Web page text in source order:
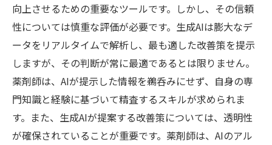
向上させるための重要なツールです。しかし、その信頼
性については慎重な評価が必要です。生成AIは膨大なデ
ータをリアルタイムで解析し、最も適した改善策を提示
しますが、その判断が常に最適であるとは限りません。
薬剤師は、AIが提示した情報を鵜呑みにせず、自身の専
門知識と経験に基づいて精査するスキルが求められま
す。また、生成AIが提案する改善策については、透明性
が確保されていることが重要です。薬剤師は、AIのアル